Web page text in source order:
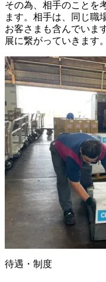
その為、相手のことを
ます。相手は、同じ職
お客さまも含んでいま
展に繋がっていきます。
待遇・制度